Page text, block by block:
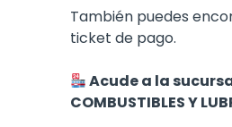
También puedes
ticket de pago.
Acude a la
COMBUSTIBLES Y